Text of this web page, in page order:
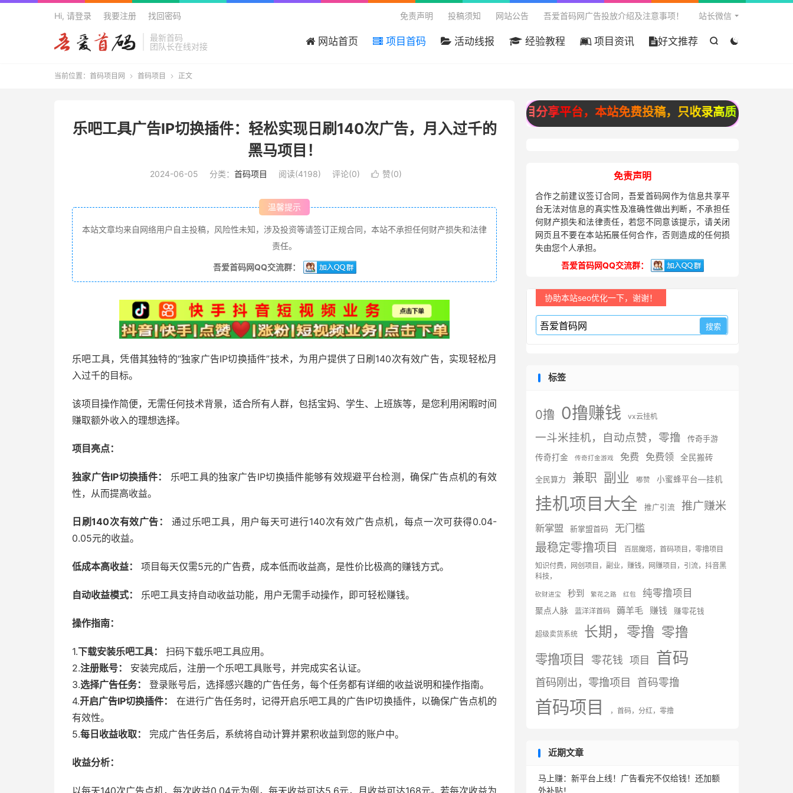
最新首码
团队长在线对接


网站首页 项目首码 活动线报 经验教程 项目资讯 好文推荐
免责声明 投稿须知 网站公告 吾爱首码网广告投放介绍及注意事项！ 站长微信
Hi, 请登录 我要注册 找回密码

当前位置： 首码项目网  首码项目  正文
乐吧工具广告IP切换插件：轻松实现日刷140次广告，月入过千的
黑马项目！
2024-06-05 分类： 首码项目 阅读(4198) 评论(0)  赞(0)
温馨提示
本站文章均来自网络用户自主投稿，风险性未知，涉及投资等请签订正规合同，本站不承担任何财产损失和法律
责任。
吾爱首码网QQ交流群：
乐吧工具，凭借其独特的“独家广告IP切换插件”技术，为用户提供了日刷140次有效广告，实现轻松月
入过千的目标。
该项目操作简便，无需任何技术背景，适合所有人群，包括宝妈、学生、上班族等，是您利用闲暇时间
赚取额外收入的理想选择。
项目亮点：
独家广告IP切换插件：
乐吧工具的独家广告IP切换插件能够有效规避平台检测，确保广告点机的有效
性，从而提高收益。
日刷140次有效广告：
通过乐吧工具，用户每天可进行140次有效广告点机，每点一次可获得0.04-
0.05元的收益。
低成本高收益： 项目每天仅需5元的广告费，成本低而收益高，是性价比极高的赚钱方式。
自动收益模式： 乐吧工具支持自动收益功能，用户无需手动操作，即可轻松赚钱。
操作指南：
1.下载安装乐吧工具：
扫码下载乐吧工具应用。
2.注册账号：
安装完成后，注册一个乐吧工具账号，并完成实名认证。
3.选择广告任务：
登录账号后，选择感兴趣的广告任务，每个任务都有详细的收益说明和操作指南。
4.开启广告IP切换插件：
在进行广告任务时，记得开启乐吧工具的广告IP切换插件，以确保广告点机的
有效性。
5.每日收益收取： 完成广告任务后，系统将自动计算并累积收益到您的账户中。
收益分析：
以每天140次广告点机，每次收益0.04元为例，每天收益可达5.6元，月收益可达168元。若每次收益为
欢迎来到吾爱首码网 - 国内最大的首码项目分享平台，本站免费投稿，只收录高质量原创投稿，宁缺
免责声明
合作之前建议签订合同，吾爱首码网作为信息共享平
台无法对信息的真实性及准确性做出判断，不承担任
何财产损失和法律责任，若您不同意该提示，请关闭
网页且不要在本站拓展任何合作，否则造成的任何损
失由您个人承担。
吾爱首码网QQ交流群：
协助本站seo优化一下，谢谢！
标签
0撸 0撸赚钱 vx云挂机
一斗米挂机，自动点赞，零撸
传奇手游
传奇打金
传奇打金游戏 免费 免费领 全民搬砖
全民算力 兼职 副业 嘟赞 小蜜蜂平台—挂机
挂机项目大全 推广引流 推广赚米
新掌盟 新掌盟首码 无门槛
最稳定零撸项目
百层魔塔，首码项目，零撸项目
知识付费，网创项目，副业，赚钱，网赚项目，引流，抖音黑
科技，
砍财进宝 秒到 繁花之路 红包 纯零撸项目
聚点人脉 蓝洋洋首码 薅羊毛 赚钱 赚零花钱
超级卖货系统 长期，零撸 零撸
零撸项目 零花钱 项目 首码
首码刚出，零撸项目 首码零撸
首码项目 ，首码，分红，零撸
近期文章
马上赚：新平台上线！广告看完不仅给钱！还加额
外补贴！